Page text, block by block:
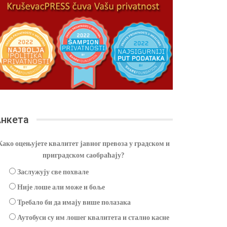
оцењујете квалитет јавног превоза у градском и
приградском саобраћају?
Заслужују све похвале
Није лоше али може и боље
Требало би да имају више полазака
Аутобуси су им лошег квалитета и стално касне